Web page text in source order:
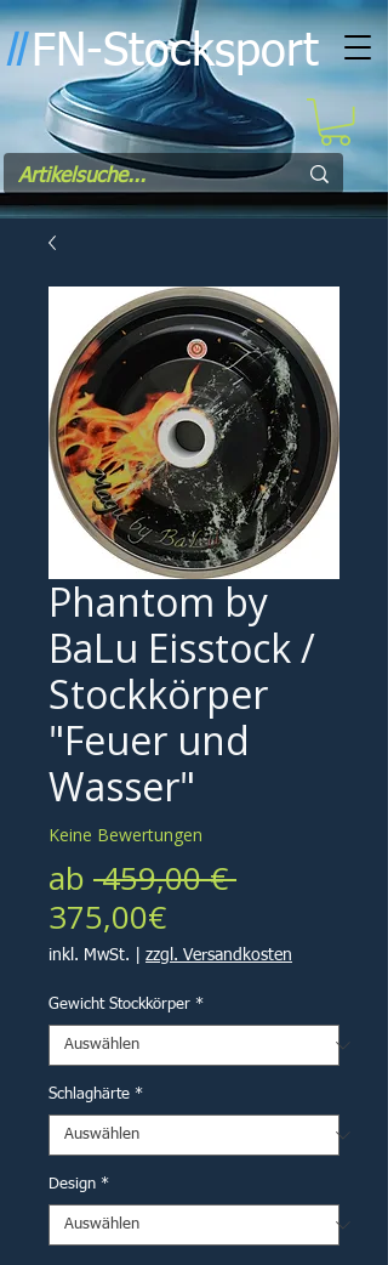
ll FN-Stocksport
Phantom by
BaLu Eisstock /
Stockkörper
"Feuer und
Wasser"
Keine Bewertungen
ab 459,00 €
375,00€Sale-
Preis
inkl. MwSt. zzgl. Versandkosten
Gewicht Stockkörper *
Schlaghärte *
Design *